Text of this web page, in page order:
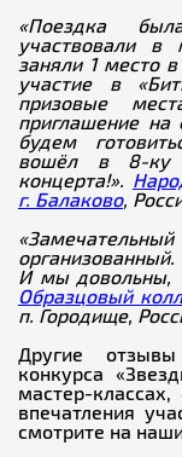
«Поездка
участвовали
заняли 1 место
участие в
призовые
приглашение на
будем
вошёл в 8-ку
концерта!».
г. Балаково,
И мы довольны,
Образцовый
п. Городище,
Другие
конкурса
мастер-
впечатления
смотрите на